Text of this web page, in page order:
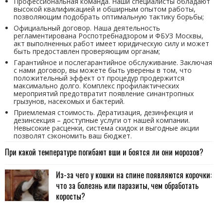
высокой квалификацией и обширным опытом работы,
позволяющим подобрать оптимальную тактику борьбы;
Официальный договор. Наша деятельность
регламентирована Роспотребнадзором и ФБУЗ Москвы,
акт выполненных работ имеет юридическую силу и может
быть предоставлен проверяющим органам;
Гарантийное и послегарантийное обслуживание. Заключая
с нами договор, вы можете быть уверены в том, что
положительный эффект от процедур продержится
максимально долго. Комплекс профилактических
мероприятий предотвратит появление синантропных
грызунов, насекомых и бактерий.
Приемлемая стоимость. Дератизация, дезинфекция и
дезинсекция – доступные услуги от нашей компании.
Невысокие расценки, система скидок и выгодные акции
позволят сэкономить ваш бюджет.
При какой температуре погибают вши и боятся ли они морозов?
Из-за чего у кошки на спине появляются корочки:
что за болезнь или паразиты, чем обработать
коросты?